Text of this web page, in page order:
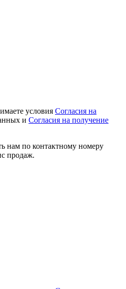
условия Согласия на
и Согласия на получение
нам по контактному номеру
продаж.